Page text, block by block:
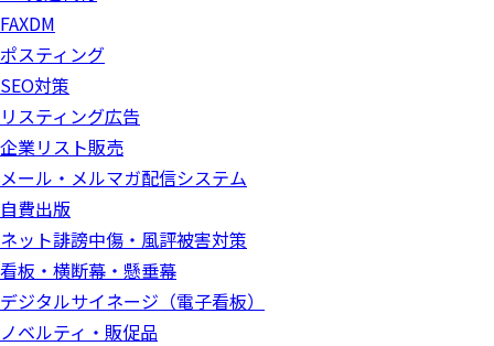
FAXDM
ポスティング
SEO対策
リスティング広告
企業リスト販売
メール・メルマガ配信システム
自費出版
ネット誹謗中傷・風評被害対策
看板・横断幕・懸垂幕
デジタルサイネージ（電子看板）
ノベルティ・販促品